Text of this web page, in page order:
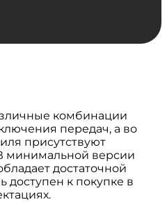
комбинации
передач, а во
присутствуют
минимальной версии
достаточной
к покупке в